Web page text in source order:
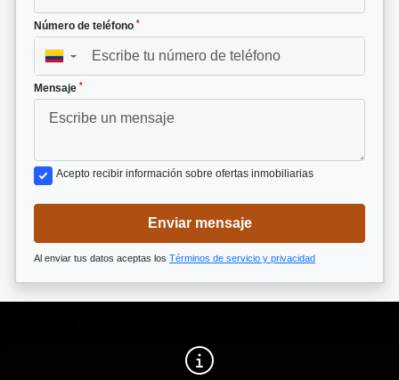
Número de teléfono *
▼
Mensaje *
Acepto recibir información sobre ofertas inmobiliarias
Enviar mensaje
Al enviar tus datos aceptas los Términos de servicio y privacidad